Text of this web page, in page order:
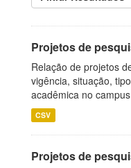
Projetos de
Relação de projetos
vigência, situação,
acadêmica no
CSV
Projetos de